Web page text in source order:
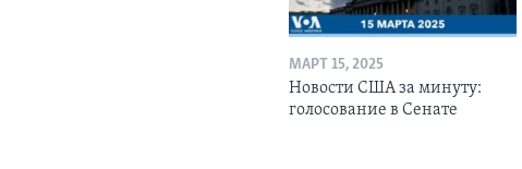
МАРТ 15, 2025
Новости США за минуту:
голосование в Сенате